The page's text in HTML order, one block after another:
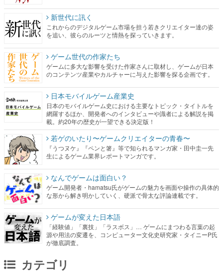
新世代に訊く
これからのデジタルゲーム市場を担う若きクリエイター達の姿
を追い、彼らのルーツと情熱を探っていきます。
ゲーム世代の作家たち
ゲームに多大な影響を受けた作家さんに取材し、ゲームが日本
のコンテンツ産業やカルチャーに与えた影響を探る企画です。
日本モバイルゲーム産業史
日本のモバイルゲーム史における主要なトピック・タイトルを
網羅するほか、開発者へのインタビューや識者による解説を掲
載。約20年の歴史が一望できる決定版！
若ゲのいたり〜ゲームクリエイターの青春〜
『うつヌケ』『ペンと箸』等で知られるマンガ家・田中圭一先
生によるゲーム業界レポートマンガです。
なんでゲームは面白い？
ゲーム開発者・hamatsu氏がゲームの魅力を画面や操作の具体的
な形から解き明かしていく、硬派で骨太な評論連載です。
ゲームが変えた日本語
「経験値」「裏技」「ラスボス」… ゲームにまつわる言葉の起
源や用法の変遷を、コンピューター文化史研究家・タイニーP氏
が徹底調査。
カテゴリ